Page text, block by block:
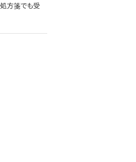
方箋でも受